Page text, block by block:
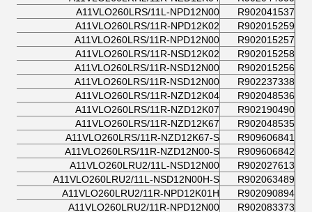
R902041537
A11VLO260LRS/11L-NPD12N00
R902015259
A11VLO260LRS/11R-NPD12K02
R902015257
A11VLO260LRS/11R-NPD12N00
R902015258
A11VLO260LRS/11R-NSD12K02
R902015256
A11VLO260LRS/11R-NSD12N00
R902237338
A11VLO260LRS/11R-NSD12N00
R902048536
A11VLO260LRS/11R-NZD12K04
R902190490
A11VLO260LRS/11R-NZD12K07
R902048535
A11VLO260LRS/11R-NZD12K67
R909606841
A11VLO260LRS/11R-NZD12K67-S
R909606842
A11VLO260LRS/11R-NZD12N00-S
R902027613
A11VLO260LRU2/11L-NSD12N00
R902063489
A11VLO260LRU2/11L-NSD12N00H-S
R902090894
A11VLO260LRU2/11R-NPD12K01H
R902083373
A11VLO260LRU2/11R-NPD12N00